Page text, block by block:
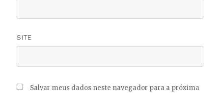
SITE
Salvar meus dados neste navegador para a próxima